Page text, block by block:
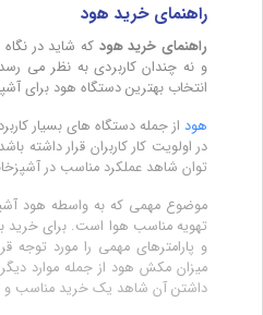
راهنمای خرید هود
راهنمای خرید هود که شاید در
و نه چندان کاربردی به نظر می
انتخاب بهترین دستگاه هود برای
هود از جمله دستگاه های بسیار
در اولویت کار کاربران قرار داشته
توان شاهد عملکرد مناسب در
موضوع مهمی که به واسطه هود
تهویه مناسب هوا است. برای خرید
و پارامترهای مهمی را مورد توجه
میزان مکش هود از جمله موارد
داشتن آن شاهد یک خرید مناسب و